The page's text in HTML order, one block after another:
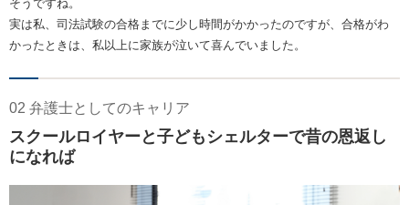
そうですね。
実は私、司法試験の合格までに少し時間がかかったのですが、合格がわ
かったときは、私以上に家族が泣いて喜んでいました。
02 弁護士としてのキャリア
スクールロイヤーと子どもシェルターで昔の恩返し
になれば